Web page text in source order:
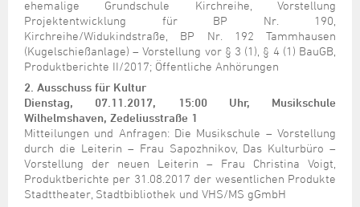
ehemalige Grundschule Kirchreihe, Vorstellung
Projektentwicklung für BP Nr. 190,
Kirchreihe/Widukindstraße, BP Nr. 192 Tammhausen
(Kugelschießanlage) – Vorstellung vor § 3 (1), § 4 (1) BauGB,
Produktberichte II/2017; Öffentliche Anhörungen
2. Ausschuss für Kultur
Dienstag, 07.11.2017, 15:00 Uhr, Musikschule
Wilhelmshaven, Zedeliusstraße 1
Mitteilungen und Anfragen: Die Musikschule – Vorstellung
durch die Leiterin – Frau Sapozhnikov, Das Kulturbüro –
Vorstellung der neuen Leiterin – Frau Christina Voigt,
Produktberichte per 31.08.2017 der wesentlichen Produkte
Stadttheater, Stadtbibliothek und VHS/MS gGmbH